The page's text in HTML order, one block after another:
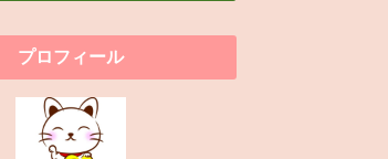
プロフィール